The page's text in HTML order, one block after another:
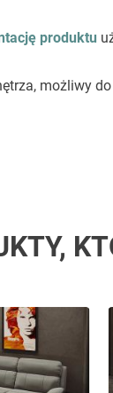
produktu
możliwy